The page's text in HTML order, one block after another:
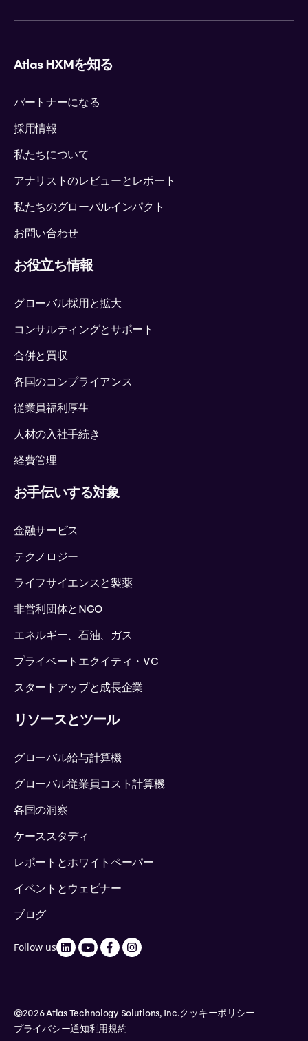
Atlas HXMを知る
パートナーになる
採用情報
私たちについて
アナリストのレビューとレポート
私たちのグローバルインパクト
お問い合わせ
お役立ち情報
グローバル採用と拡大
コンサルティングとサポート
合併と買収
各国のコンプライアンス
従業員福利厚生
人材の入社手続き
経費管理
お手伝いする対象
金融サービス
テクノロジー
ライフサイエンスと製薬
非営利団体とNGO
エネルギー、石油、ガス
プライベートエクイティ・VC
スタートアップと成長企業
リソースとツール
グローバル給与計算機
グローバル従業員コスト計算機
各国の洞察
ケーススタディ
レポートとホワイトペーパー
イベントとウェビナー
ブログ
Follow us
©2026 Atlas Technology Solutions, Inc.クッキーポリシー
プライバシー通知利用規約